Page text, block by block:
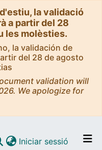
la validació
a partir del 28
les molèsties.
la validación de
del 28 de agosto
validation will
We apologize for
Iniciar sessió (current)